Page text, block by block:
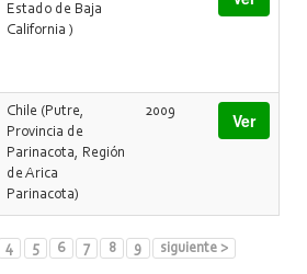
Estado de Baja
California )
Chile (Putre,
Provincia de
Parinacota, Región
de Arica
Parinacota)
2009 Ver
4 5 6 7 8 9
siguiente >